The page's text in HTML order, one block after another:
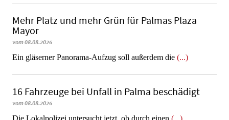
Mehr Platz und mehr Grün für Palmas Plaza
Mayor
vom 08.08.2026
Ein gläserner Panorama-Aufzug soll außerdem die (...)
16 Fahrzeuge bei Unfall in Palma beschädigt
vom 08.08.2026
Die Lokalpolizei untersucht jetzt, ob durch einen (...)